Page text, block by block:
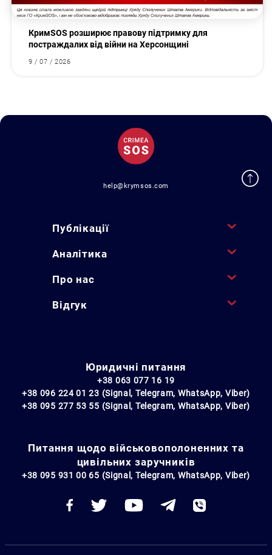
КримSOS розширює правову підтримку для
постраждалих від війни на Херсонщині
9 / 07 / 2026
help@krymsos.com
Публікації
Аналітика
Про нас
Відгук
Юридичні питання
+38 063 077 16 19
+38 096 224 01 23 (Signal, Telegram, WhatsApp, Viber)
+38 095 277 53 55 (Signal, Telegram, WhatsApp, Viber)
Питання щодо військовополоненних та
цивільних заручників
+38 095 931 00 65 (Signal, Telegram, WhatsApp, Viber)